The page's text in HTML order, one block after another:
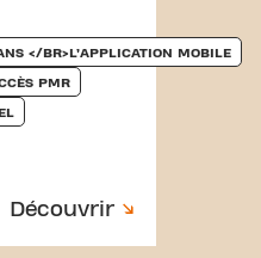
</BR>L’APPLICATION MOBILE
PMR
Découvrir